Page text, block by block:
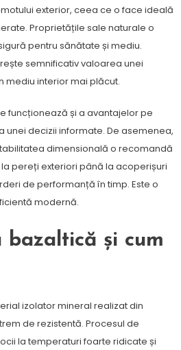
exterior, ceea ce o face ideală
Proprietățile sale naturale o
pentru sănătate și mediu.
semnificativ valoarea unei
mediu interior mai plăcut.
funcționează și a avantajelor pe
unei decizii informate. De asemenea,
dimensională o recomandă
pereți exteriori până la acoperișuri
de performanță în timp. Este o
modernă.
bazaltică și cum
izolator mineral realizat din
de rezistentă. Procesul de
la temperaturi foarte ridicate și